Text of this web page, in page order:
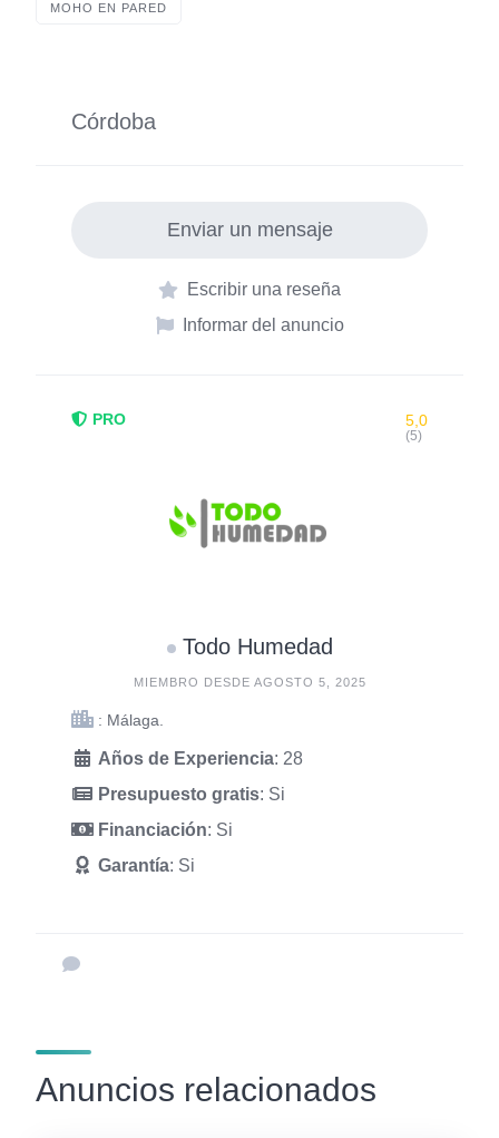
MOHO EN PARED
Córdoba
Enviar un mensaje
Escribir una reseña
Informar del anuncio
PRO
Todo Humedad
5,0
(5)
MIEMBRO DESDE AGOSTO 5, 2025
: Málaga.
Años de Experiencia: 28
Presupuesto gratis: Si
Financiación: Si
Garantía: Si
Anuncios relacionados